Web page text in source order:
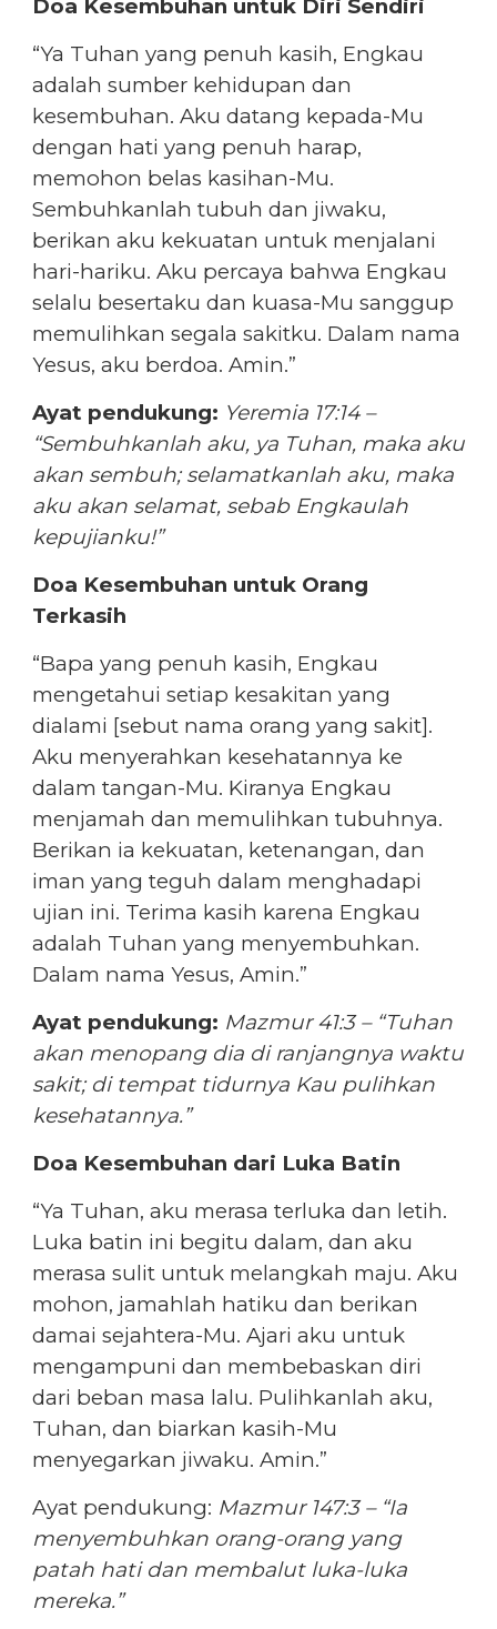
Doa Kesembuhan untuk Diri Sendiri
“Ya Tuhan yang penuh kasih, Engkau
adalah sumber kehidupan dan
kesembuhan. Aku datang kepada-Mu
dengan hati yang penuh harap,
memohon belas kasihan-Mu.
Sembuhkanlah tubuh dan jiwaku,
berikan aku kekuatan untuk menjalani
hari-hariku. Aku percaya bahwa Engkau
selalu besertaku dan kuasa-Mu sanggup
memulihkan segala sakitku. Dalam nama
Yesus, aku berdoa. Amin.”
Ayat pendukung: Yeremia 17:14 –
“Sembuhkanlah aku, ya Tuhan, maka aku
akan sembuh; selamatkanlah aku, maka
aku akan selamat, sebab Engkaulah
kepujianku!”
Doa Kesembuhan untuk Orang
Terkasih
“Bapa yang penuh kasih, Engkau
mengetahui setiap kesakitan yang
dialami [sebut nama orang yang sakit].
Aku menyerahkan kesehatannya ke
dalam tangan-Mu. Kiranya Engkau
menjamah dan memulihkan tubuhnya.
Berikan ia kekuatan, ketenangan, dan
iman yang teguh dalam menghadapi
ujian ini. Terima kasih karena Engkau
adalah Tuhan yang menyembuhkan.
Dalam nama Yesus, Amin.”
Ayat pendukung: Mazmur 41:3 – “Tuhan
akan menopang dia di ranjangnya waktu
sakit; di tempat tidurnya Kau pulihkan
kesehatannya.”
Doa Kesembuhan dari Luka Batin
“Ya Tuhan, aku merasa terluka dan letih.
Luka batin ini begitu dalam, dan aku
merasa sulit untuk melangkah maju. Aku
mohon, jamahlah hatiku dan berikan
damai sejahtera-Mu. Ajari aku untuk
mengampuni dan membebaskan diri
dari beban masa lalu. Pulihkanlah aku,
Tuhan, dan biarkan kasih-Mu
menyegarkan jiwaku. Amin.”
Ayat pendukung: Mazmur 147:3 – “Ia
menyembuhkan orang-orang yang
patah hati dan membalut luka-luka
mereka.”